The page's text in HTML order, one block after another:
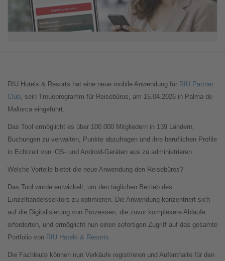
RIU Hotels & Resorts hat eine neue mobile Anwendung für RIU Partner
Club, sein Treueprogramm für Reisebüros, am 15.04.2026 in Palma de
Mallorca eingeführt.
Das Tool ermöglicht es über 100.000 Mitgliedern in 139 Ländern,
Buchungen zu verwalten, Punkte abzufragen und ihre beruflichen Profile
in Echtzeit von iOS- und Android-Geräten aus zu administrieren.
Welche Vorteile bietet die neue Anwendung den Reisebüros?
Das Tool wurde entwickelt, um den täglichen Betrieb des
Einzelhandelssektors zu optimieren. Die Anwendung konzentriert sich
auf die Digitalisierung von Prozessen, die zuvor komplexere Abläufe
erforderten, und ermöglicht nun einen sofortigen Zugriff auf das gesamte
Portfolio von RIU Hotels & Resorts.
Die Fachleute können nun Verkäufe registrieren und Aufenthalte für den